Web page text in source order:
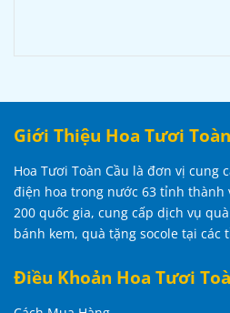
Giới Thiệu Hoa Tươi
Hoa Tươi Toàn Cầu là đơn vị cung
điện hoa trong nước 63 tỉnh thành
200 quốc gia, cung cấp dịch vụ
bánh kem, quà tặng socole tại
Điều Khoản Hoa Tươi